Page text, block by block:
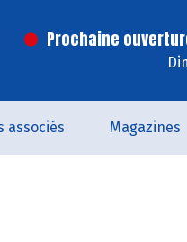
Prochaine
associés Magazines